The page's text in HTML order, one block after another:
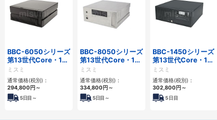
BBC-6050シリーズ
第13世代Core・12
世代Celeron対応小
型フロアマウント
3PCIe
ミスミ
通常価格(税別)：
294,800円～
5日目～
BBC-8050シリーズ
第13世代Core・12
世代Celeron対応フ
ロアマウント3PCIe
ミスミ
通常価格(税別)：
334,800円～
5日目～
BBC-1450シリーズ
第13世代Core・12
世代Celeron対応小
型フロアマウント
4PCIe
ミスミ
通常価格(税別)：
302,800円～
5日目